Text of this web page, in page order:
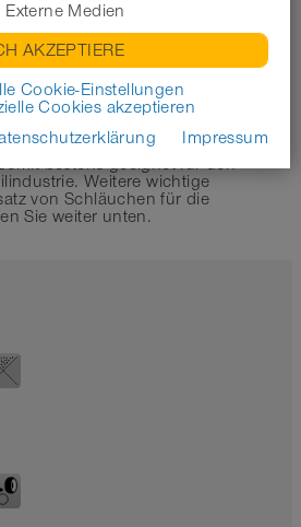
wir Sie bei der Auswahl des
Anwendungen in der
Im Folgenden haben wir
Schläuche für den
Schweißgeräten sowie
Schlauchsortiment für Sie
aufgeführten Produkte eignen
Stäuben, Feststoffen und
bestens geeignet für den
Weitere wichtige
von Schläuchen für die
Sie weiter unten.
Externe Medien
AKZEPTIERE
Cookie-Einstellungen
Cookies akzeptieren
Impressum